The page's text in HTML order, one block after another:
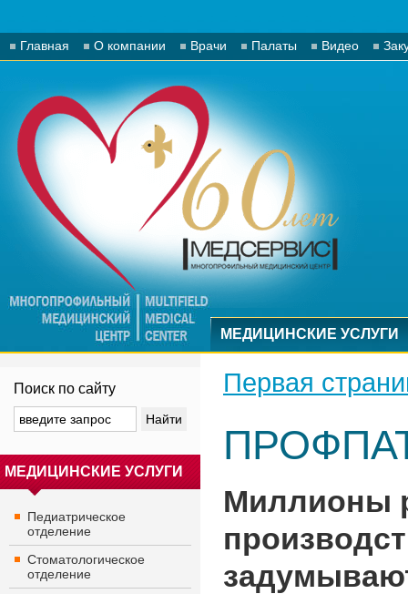
Главная О компании Врачи Палаты Видео
МЕДИЦИНСКИЕ УСЛУГИ
Поиск по сайту
МЕДИЦИНСКИЕ УСЛУГИ
Педиатрическое
отделение
Стоматологическое
отделение
Вы здесь
Первая
Миллионы